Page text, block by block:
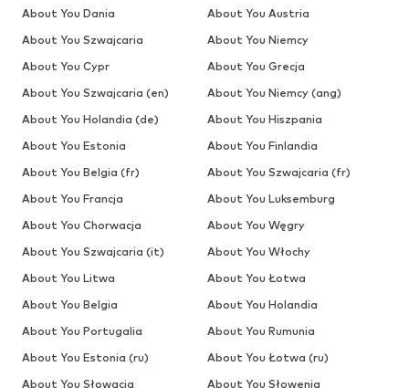
About You Dania
About You Austria
About You Szwajcaria
About You Niemcy
About You Cypr
About You Grecja
About You Szwajcaria (en)
About You Niemcy (ang)
About You Holandia (de)
About You Hiszpania
About You Estonia
About You Finlandia
About You Belgia (fr)
About You Szwajcaria (fr)
About You Francja
About You Luksemburg
About You Chorwacja
About You Węgry
About You Szwajcaria (it)
About You Włochy
About You Litwa
About You Łotwa
About You Belgia
About You Holandia
About You Portugalia
About You Rumunia
About You Estonia (ru)
About You Łotwa (ru)
About You Słowacja
About You Słowenia